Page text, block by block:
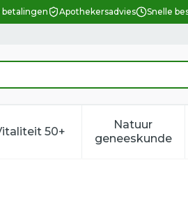
betalingen Apothekersadvies Snelle
categorie
en vitamines categorie
voor Zwangerschap en
50+
Toon submenu voor
Natuur
geneeskunde
Toon